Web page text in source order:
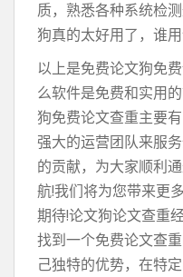
质，熟悉各种系统检
狗真的太好用了，谁
以上是免费论文狗免
么软件是免费和实用
狗免费论文查重主要
强大的运营团队来服
的贡献，为大家顺利
航!我们将为您带来更
期待!论文狗论文查重
找到一个免费论文查
己独特的优势，在特